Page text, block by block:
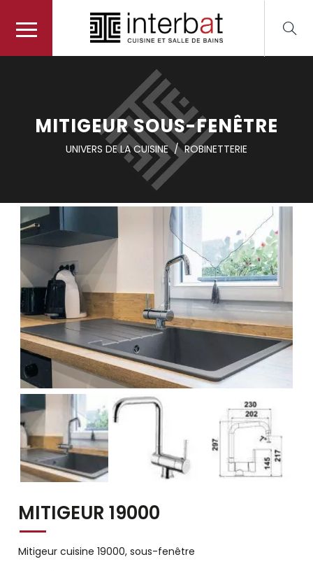
MITIGEUR SOUS-FENÊTRE
UNIVERS DE LA CUISINE/ROBINETTERIE
MITIGEUR 19000
Mitigeur cuisine 19000, sous-fenêtre